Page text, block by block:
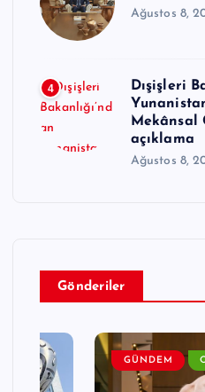
Ağustos 8,
4
Dışişleri
Mekânsal
açıklama
Ağustos 8,
Gönderiler
GÜNDEM